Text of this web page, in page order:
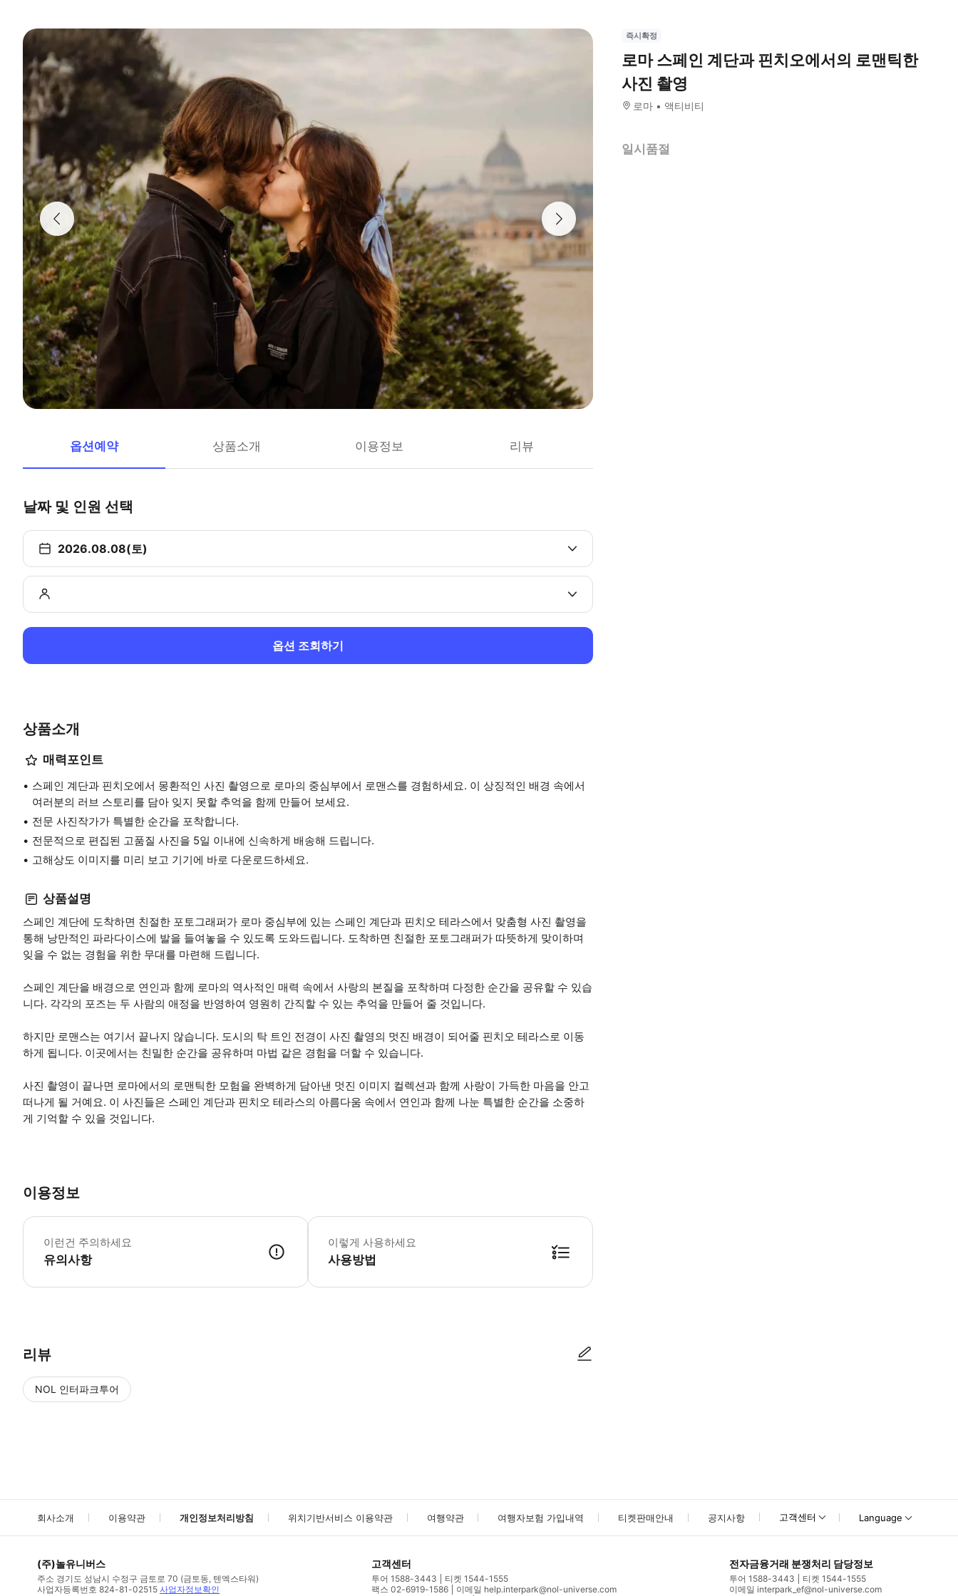
옵션예약 상품소개 이용정보 리뷰
날짜 및 인원 선택
2026.08.08(토)
옵션 조회하기
상품소개
매력포인트
스페인 계단과 핀치오에서 몽환적인 사진 촬영으로 로마의 중심부에서 로맨스를 경험하세요. 이 상징적인 배경 속에서
여러분의 러브 스토리를 담아 잊지 못할 추억을 함께 만들어 보세요.
전문 사진작가가 특별한 순간을 포착합니다.
전문적으로 편집된 고품질 사진을 5일 이내에 신속하게 배송해 드립니다.
고해상도 이미지를 미리 보고 기기에 바로 다운로드하세요.
상품설명
스페인 계단에 도착하면 친절한 포토그래퍼가 로마 중심부에 있는 스페인 계단과 핀치오 테라스에서 맞춤형 사진 촬영을
통해 낭만적인 파라다이스에 발을 들여놓을 수 있도록 도와드립니다. 도착하면 친절한 포토그래퍼가 따뜻하게 맞이하며
잊을 수 없는 경험을 위한 무대를 마련해 드립니다.
스페인 계단을 배경으로 연인과 함께 로마의 역사적인 매력 속에서 사랑의 본질을 포착하며 다정한 순간을 공유할 수 있습
니다. 각각의 포즈는 두 사람의 애정을 반영하여 영원히 간직할 수 있는 추억을 만들어 줄 것입니다.
하지만 로맨스는 여기서 끝나지 않습니다. 도시의 탁 트인 전경이 사진 촬영의 멋진 배경이 되어줄 핀치오 테라스로 이동
하게 됩니다. 이곳에서는 친밀한 순간을 공유하며 마법 같은 경험을 더할 수 있습니다.
사진 촬영이 끝나면 로마에서의 로맨틱한 모험을 완벽하게 담아낸 멋진 이미지 컬렉션과 함께 사랑이 가득한 마음을 안고
떠나게 될 거예요. 이 사진들은 스페인 계단과 핀치오 테라스의 아름다움 속에서 연인과 함께 나눈 특별한 순간을 소중하
게 기억할 수 있을 것입니다.
이용정보
이런건 주의하세요
유의사항
* 소요시간 : 30분 (옵션에 따라 소요 시간이 다를 수 있으니, 예약 시 확인 부탁드립니다.)
이렇게 사용하세요
사용방법
리뷰
NOL 인터파크투어
즉시확정
로마 스페인 계단과 핀치오에서의 로맨틱한
사진 촬영
로마 액티비티
일시품절
회사소개 이용약관 개인정보처리방침 위치기반서비스 이용약관 여행약관 여행자보험 가입내역 티켓판매안내 공지사항 고객센터 Language
(주)놀유니버스
주소 경기도 성남시 수정구 금토로 70 (금토동, 텐엑스타워)
사업자등록번호 824-81-02515 사업자정보확인
고객센터
투어 1588-3443
티켓 1544-1555
팩스 02-6919-1586
이메일 help.interpark@nol-universe.com
전자금융거래 분쟁처리 담당정보
투어 1588-3443
티켓 1544-1555
이메일 interpark_ef@nol-universe.com